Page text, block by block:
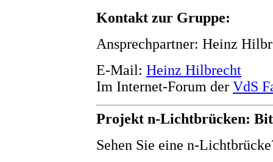
Kontakt zur Gruppe:
Ansprechpartner: Heinz
E-Mail: Heinz Hilbrecht
Im Internet-Forum der VdS
Projekt n-Lichtbrücken:
Sehen Sie eine n-